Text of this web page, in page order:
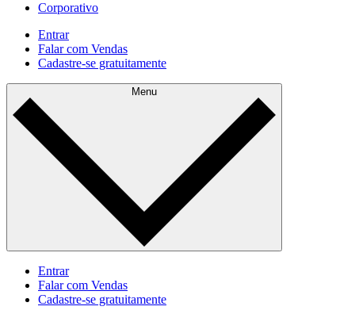
Corporativo
Entrar
Falar com Vendas
Cadastre‐se gratuitamente
Menu
Entrar
Falar com Vendas
Cadastre‐se gratuitamente